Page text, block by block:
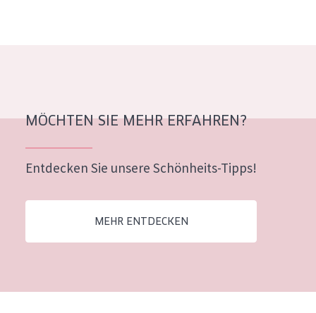
Mischhaut und fettige Haut
Reife Haut
Der Sonne ausgesetzte Haut
Jedes alter
Reife Haut
MÖCHTEN SIE MEHR ERFAHREN?
Entdecken Sie unsere Schönheits-Tipps!
MEHR ENTDECKEN